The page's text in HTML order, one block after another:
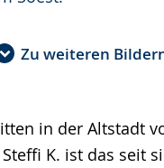
Zu weiteren
in der Altstadt
K. ist das seit